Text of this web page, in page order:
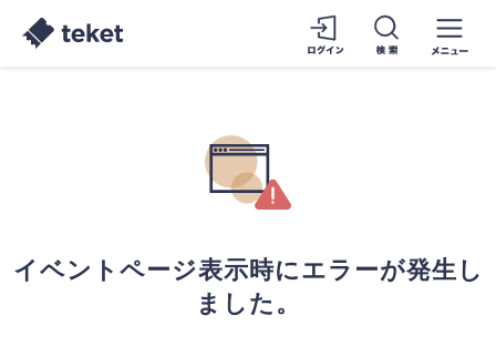
イベントページ表示時にエラーが発生し
ました。